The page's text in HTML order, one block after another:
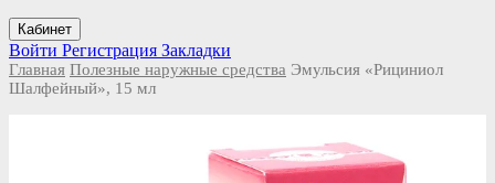
Кабинет
Войти Регистрация Закладки
Главная Полезные наружные средства Эмульсия «Рициниол
Шалфейный», 15 мл